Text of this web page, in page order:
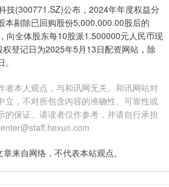
技(300771.SZ)公布，2024年年度权益分
本剔除已回购股份5,000,000.00股后的
向全体股东每10股派1.500000元人民币现
登记日为2025年5月13日配资网站，除
者本人观点，与和讯网无关。和讯网站对
立，不对所包含内容的准确性、可靠性或
的保证。请读者仅作参考，并请自行承担
来自网络，不代表本站观点。